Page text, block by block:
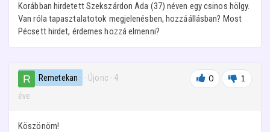
Korábban hirdetett Szekszárdon Ada (37) néven egy csinos hölgy.
Van róla tapasztalatotok megjelenésben, hozzáállásban? Most
Pécsett hirdet, érdemes hozzá elmenni?
Remetekan · Újonc · 4
éve
0 1
Köszönöm!